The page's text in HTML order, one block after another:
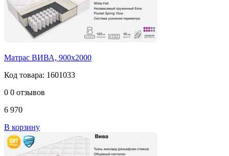
Матрас ВИВА, 900х2000
Код товара: 1601033
0 0 отзывов
6 970
В корзину